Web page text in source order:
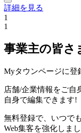
詳細を見る
1
1
事業主の皆さ
Myタウンページに登
店舗/企業情報をご自
自身で編集できます!
無料登録で、いつで
Web集客を強化しまし